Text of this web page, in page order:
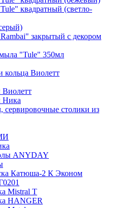
квадратный (светло-
закрытый с декором
"Tule" 350мл
кольца Виолетт
Ника
сервировочные столики из
ANYDAY
Катюша-2 К Эконом
Mistral T
HANGER